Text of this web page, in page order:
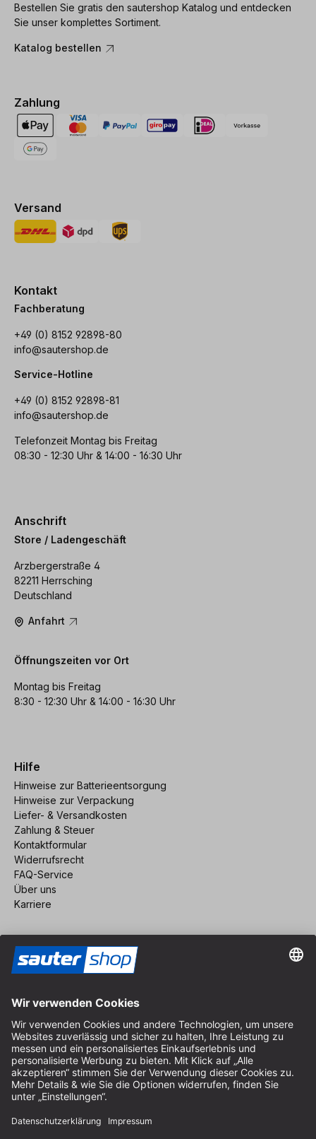
Bestellen Sie gratis den sautershop Katalog und entdecken
Sie unser komplettes Sortiment.
Katalog bestellen
Zahlung
Versand
Kontakt
Fachberatung
+49 (0) 8152 92898-80
info@sautershop.de
Service-Hotline
+49 (0) 8152 92898-81
info@sautershop.de
Telefonzeit Montag bis Freitag
08:30 - 12:30 Uhr & 14:00 - 16:30 Uhr
Anschrift
Store / Ladengeschäft
Arzbergerstraße 4
82211 Herrsching
Deutschland
Anfahrt
Öffnungszeiten vor Ort
Montag bis Freitag
8:30 - 12:30 Uhr & 14:00 - 16:30 Uhr
Hilfe
Hinweise zur Batterieentsorgung
Hinweise zur Verpackung
Liefer- & Versandkosten
Zahlung & Steuer
Kontaktformular
Widerrufsrecht
FAQ-Service
Über uns
Karriere
Impressum
AGB
Datenschutz
Cookie-Einstellungen
© 2026 sauter GmbH